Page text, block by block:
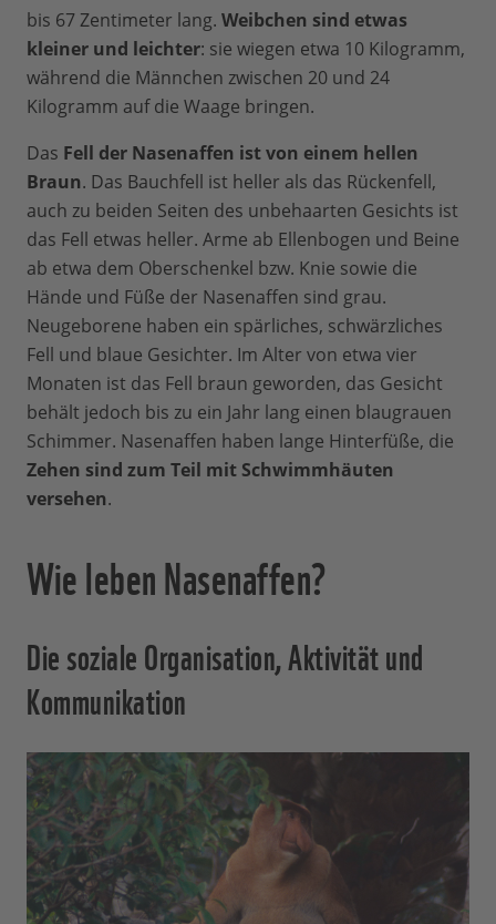
bis 67 Zentimeter lang. Weibchen sind etwas
kleiner und leichter: sie wiegen etwa 10 Kilogramm,
während die Männchen zwischen 20 und 24
Kilogramm auf die Waage bringen.
Das Fell der Nasenaffen ist von einem hellen
Braun. Das Bauchfell ist heller als das Rückenfell,
auch zu beiden Seiten des unbehaarten Gesichts ist
das Fell etwas heller. Arme ab Ellenbogen und Beine
ab etwa dem Oberschenkel bzw. Knie sowie die
Hände und Füße der Nasenaffen sind grau.
Neugeborene haben ein spärliches, schwärzliches
Fell und blaue Gesichter. Im Alter von etwa vier
Monaten ist das Fell braun geworden, das Gesicht
behält jedoch bis zu ein Jahr lang einen blaugrauen
Schimmer. Nasenaffen haben lange Hinterfüße, die
Zehen sind zum Teil mit Schwimmhäuten
versehen.
Wie leben Nasenaffen?
Die soziale Organisation, Aktivität und
Kommunikation